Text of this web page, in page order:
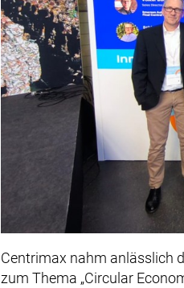
Centrimax nahm anlässlich
zum Thema „Circular